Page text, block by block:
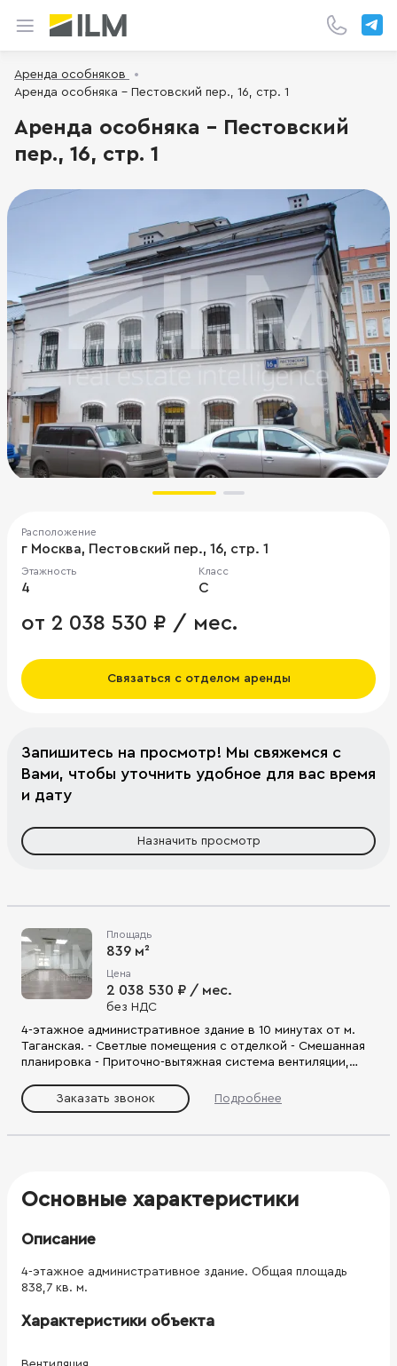
Аренда особняков
Аренда особняка - Пестовский пер., 16, стр. 1
Аренда особняка - Пестовский
пер., 16, стр. 1
Расположение
г Москва, Пестовский пер., 16, стр. 1
Этажность
4
Класс
C
от 2 038 530 ₽ / мес.
Связаться с отделом аренды
Запишитесь на просмотр! Мы свяжемся с
Вами, чтобы уточнить удобное для вас время
и дату
Назначить просмотр
Площадь
839 м²
Цена
2 038 530 ₽ / мес.
без НДС
4-этажное административное здание в 10 минутах от м.
Таганская. - Светлые помещения с отделкой - Смешанная
планировка - Приточно-вытяжная система вентиляции,
выезд на ул. Николоямская, Садовое кольцо.
Заказать звонок Подробнее
Основные характеристики
Описание
4-этажное административное здание. Общая площадь
838,7 кв. м.
Характеристики объекта